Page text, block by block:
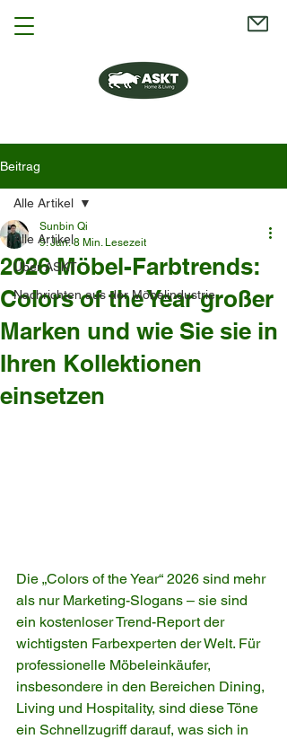
Beitrag
Alle Artikel
Über ASKT
Nachrichten aus der Möbelindustrie
Alle Artikel
2026 Möbel-Farbtrends:
Colors of the Year großer
Marken und wie Sie sie in
Ihren Kollektionen
einsetzen
Sunbin Qi
9. Jan. 8 Min. Lesezeit
Die „Colors of the Year“ 2026 sind mehr
als nur Marketing-Slogans – sie sind
ein kostenloser Trend-Report der
wichtigsten Farbexperten der Welt. Für
professionelle Möbeleinkäufer,
insbesondere in den Bereichen Dining,
Living und Hospitality, sind diese Töne
ein Schnellzugriff darauf, was sich in